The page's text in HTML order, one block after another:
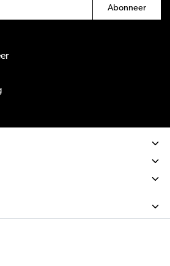
Abonneer